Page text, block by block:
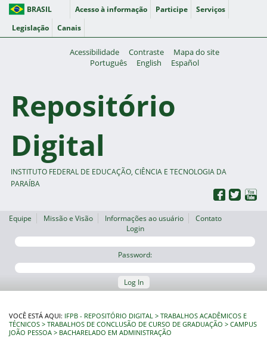
BRASIL Acesso à informação Participe
Serviços
Legislação
Canais
Acessibilidade Contraste
Mapa do site
Português
English Español
Repositório
Digital
INSTITUTO FEDERAL DE EDUCAÇÃO, CIÊNCIA E TECNOLOGIA DA
PARAÍBA
Equipe Missão e Visão Informações ao usuário
Contato
Login
Password:
Log In
VOCÊ ESTÁ AQUI: IFPB - REPOSITÓRIO DIGITAL
TRABALHOS ACADÊMICOS E
TÉCNICOS
TRABALHOS DE CONCLUSÃO DE CURSO DE GRADUAÇÃO
CAMPUS
JOÃO PESSOA
BACHARELADO EM ADMINISTRAÇÃO